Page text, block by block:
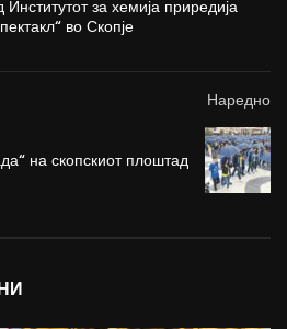
за хемија приредија
во Скопје
Наредно
на скопскиот плоштад